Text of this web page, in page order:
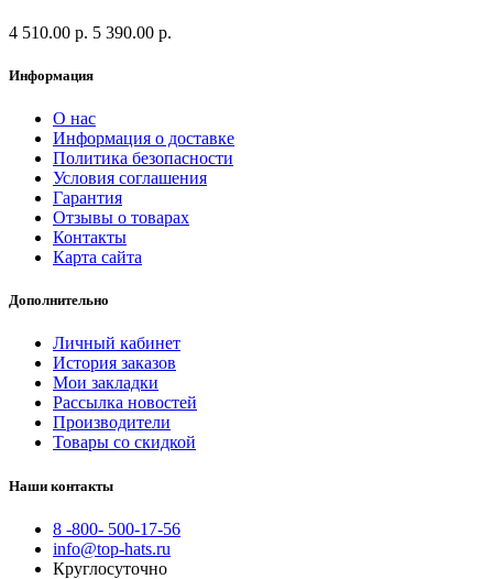
4 510.00 р. 5 390.00 р.
Информация
О нас
Информация о доставке
Политика безопасности
Условия соглашения
Гарантия
Отзывы о товарах
Контакты
Карта сайта
Дополнительно
Личный кабинет
История заказов
Мои закладки
Рассылка новостей
Производители
Товары со скидкой
Наши контакты
8 -800- 500-17-56
info@top-hats.ru
Круглосуточно